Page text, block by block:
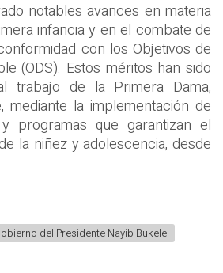
notables avances en materia
infancia y en el combate de
con los Objetivos de
(ODS). Estos méritos han sido
trabajo de la Primera Dama,
mediante la implementación de
programas que garantizan el
la niñez y adolescencia, desde
del Presidente Nayib Bukele